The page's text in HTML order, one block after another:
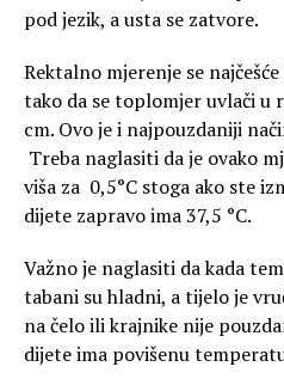
pod jezik, a usta se zatvore.
Rektalno mjerenje se
tako da se toplomjer uvlači u
cm. Ovo je i najpouzdaniji
Treba naglasiti da je ovako
viša za 0,5°C stoga ako ste
dijete zapravo ima 37,5 °C.
Važno je naglasiti da kada
tabani su hladni, a tijelo je
na čelo ili krajnike nije
dijete ima povišenu